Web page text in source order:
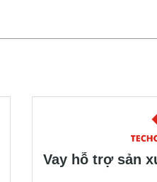
Vay hỗ trợ sản